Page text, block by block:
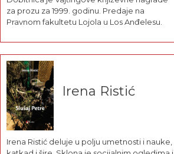
za prozu za 1999. godinu. Predaje na
Pravnom fakultetu Lojola u Los Anđelesu.
Irena Ristić
Irena Ristić deluje u polju umetnosti i nauke,